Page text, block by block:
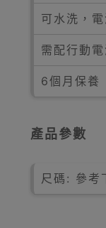
可水洗，
需配行動電
6個月保養
產品參數
尺碼: 參考